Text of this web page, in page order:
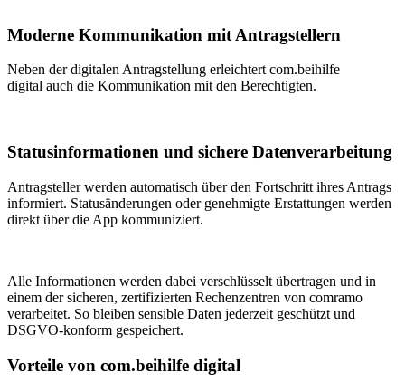
Moderne Kommunikation mit Antragstellern
Neben der digitalen Antragstellung erleichtert com.beihilfe
digital auch die Kommunikation mit den Berechtigten.
Statusinformationen und sichere Datenverarbeitung
Antragsteller werden automatisch über den Fortschritt ihres Antrags
informiert. Statusänderungen oder genehmigte Erstattungen werden
direkt über die App kommuniziert.
Alle Informationen werden dabei verschlüsselt übertragen und in
einem der sicheren, zertifizierten Rechenzentren von comramo
verarbeitet. So bleiben sensible Daten jederzeit geschützt und
DSGVO-konform gespeichert.
Vorteile von com.beihilfe digital